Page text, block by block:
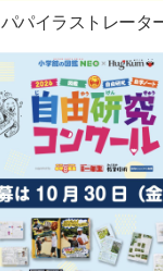
パイラストレータ